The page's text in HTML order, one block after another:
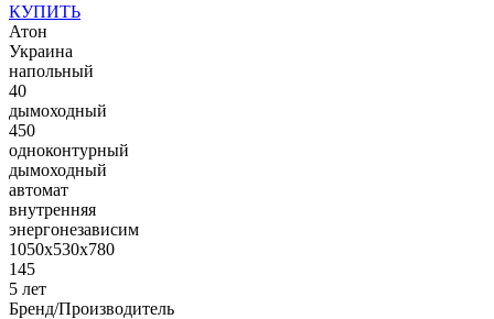
КУПИТЬ
Атон
Украина
напольный
40
дымоходный
450
одноконтурный
дымоходный
автомат
внутренняя
энергонезависим
1050x530x780
145
5 лет
Бренд/Производитель